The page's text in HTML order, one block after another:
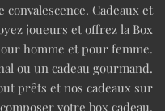
convalescence. Cadeaux et
joueurs et offrez la Box
homme et pour femme.
ou un cadeau gourmand.
prêts et nos cadeaux sur
votre box cadeau.